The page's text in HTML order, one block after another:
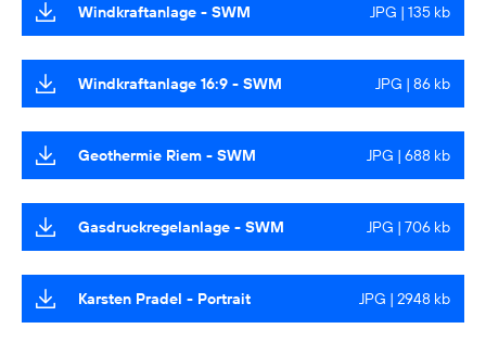
Windkraftanlage - SWM JPG | 135 kb
Windkraftanlage 16:9 - SWM JPG | 86 kb
Geothermie Riem - SWM JPG | 688 kb
Gasdruckregelanlage - SWM JPG | 706 kb
Karsten Pradel - Portrait JPG | 2948 kb